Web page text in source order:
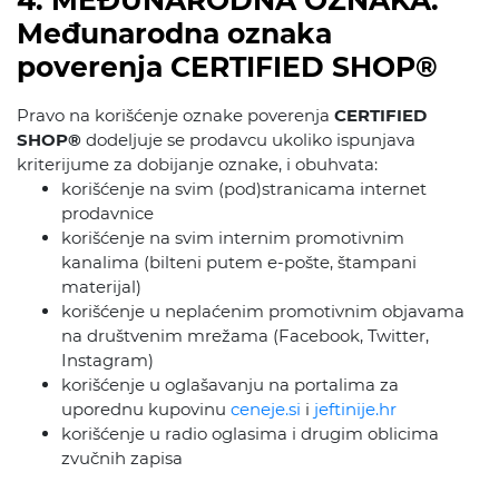
Međunarodna oznaka
poverenja CERTIFIED SHOP®
Pravo na korišćenje oznake poverenja CERTIFIED
SHOP® dodeljuje se prodavcu ukoliko ispunjava
kriterijume za dobijanje oznake, i obuhvata:
korišćenje na svim (pod)stranicama internet
prodavnice
korišćenje na svim internim promotivnim
kanalima (bilteni putem e-pošte, štampani
materijal)
korišćenje u neplaćenim promotivnim objavama
na društvenim mrežama (Facebook, Twitter,
Instagram)
korišćenje u oglašavanju na portalima za
uporednu kupovinu ceneje.si i jeftinije.hr
korišćenje u radio oglasima i drugim oblicima
zvučnih zapisa